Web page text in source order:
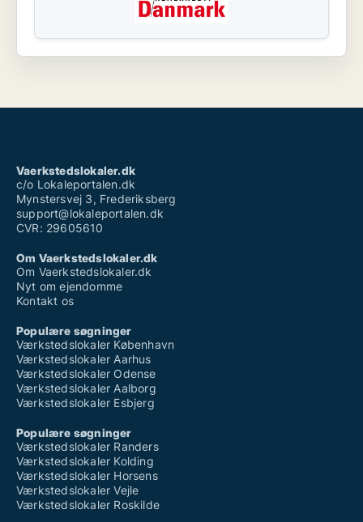
Vaerkstedslokaler.dk
c/o Lokaleportalen.dk
Mynstersvej 3, Frederiksberg
support@lokaleportalen.dk
CVR: 29605610
Om Vaerkstedslokaler.dk
Om Vaerkstedslokaler.dk
Nyt om ejendomme
Kontakt os
Populære søgninger
Værkstedslokaler København
Værkstedslokaler Aarhus
Værkstedslokaler Odense
Værkstedslokaler Aalborg
Værkstedslokaler Esbjerg
Populære søgninger
Værkstedslokaler Randers
Værkstedslokaler Kolding
Værkstedslokaler Horsens
Værkstedslokaler Vejle
Værkstedslokaler Roskilde